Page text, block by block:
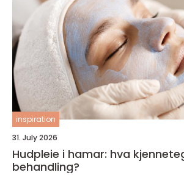
inspiration
31. July 2026
Hudpleie i hamar: hva
behandling?